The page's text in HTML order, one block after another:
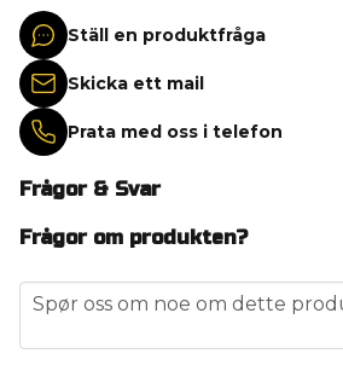
Ställ en produktfråga
Skicka ett mail
Prata med oss i telefon
Frågor & Svar
Frågor om produkten?
question
Spør oss om noe om dette